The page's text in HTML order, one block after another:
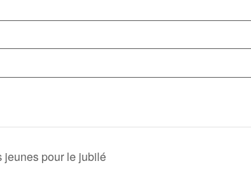
jeunes pour le jubilé